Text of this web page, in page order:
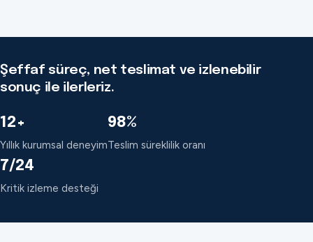
Şeffaf süreç, net teslimat ve izlenebilir
sonuç ile ilerleriz.
12+
Yıllık kurumsal deneyim
98%
Teslim süreklilik oranı
7/24
Kritik izleme desteği